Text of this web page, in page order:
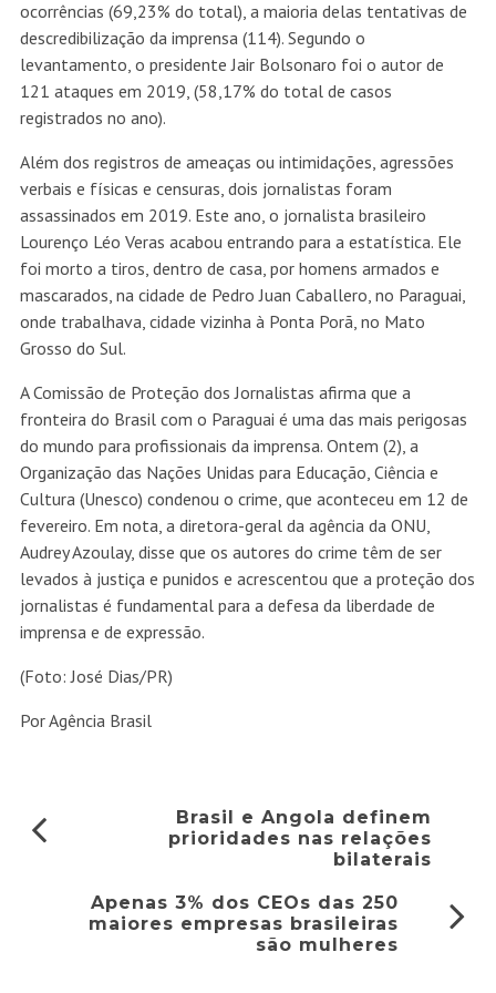
ocorrências (69,23% do total), a maioria delas tentativas de
descredibilização da imprensa (114). Segundo o
levantamento, o presidente Jair Bolsonaro foi o autor de
121 ataques em 2019, (58,17% do total de casos
registrados no ano).
Além dos registros de ameaças ou intimidações, agressões
verbais e físicas e censuras, dois jornalistas foram
assassinados em 2019. Este ano, o jornalista brasileiro
Lourenço Léo Veras acabou entrando para a estatística. Ele
foi morto a tiros, dentro de casa, por homens armados e
mascarados, na cidade de Pedro Juan Caballero, no Paraguai,
onde trabalhava, cidade vizinha à Ponta Porã, no Mato
Grosso do Sul.
A Comissão de Proteção dos Jornalistas afirma que a
fronteira do Brasil com o Paraguai é uma das mais perigosas
do mundo para profissionais da imprensa. Ontem (2), a
Organização das Nações Unidas para Educação, Ciência e
Cultura (Unesco) condenou o crime, que aconteceu em 12 de
fevereiro. Em nota, a diretora-geral da agência da ONU,
Audrey Azoulay, disse que os autores do crime têm de ser
levados à justiça e punidos e acrescentou que a proteção dos
jornalistas é fundamental para a defesa da liberdade de
imprensa e de expressão.
(Foto: José Dias/PR)
Por Agência Brasil
Brasil e Angola definem
prioridades nas relações
bilaterais
Apenas 3% dos CEOs das 250
maiores empresas brasileiras
são mulheres